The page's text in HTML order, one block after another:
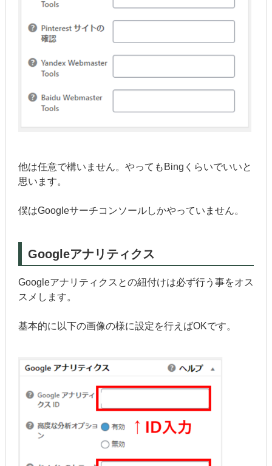
他は任意で構いません。やってもBingくらいでいいと
思います。
僕はGoogleサーチコンソールしかやっていません。
Googleアナリティクス
Googleアナリティクスとの紐付けは必ず行う事をオス
スメします。
基本的に以下の画像の様に設定を行えばOKです。